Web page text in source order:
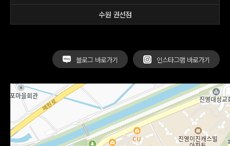
수원 권선점
인스타그램 바로가기
블로그 바로가기